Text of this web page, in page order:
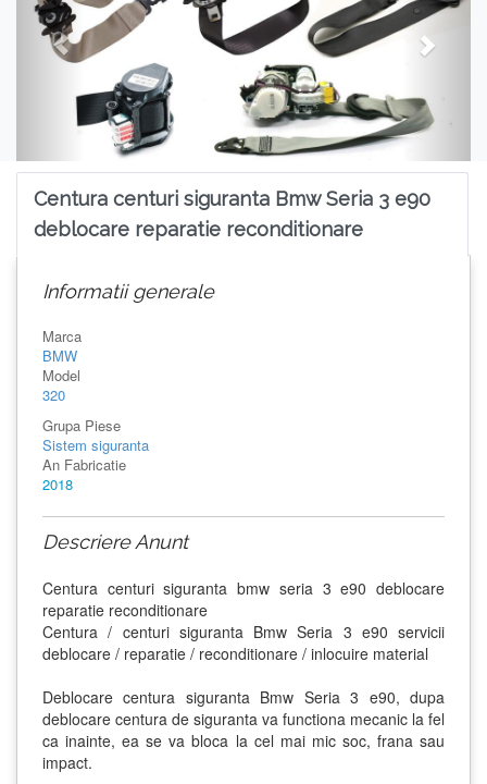
Centura centuri siguranta Bmw Seria 3 e90
deblocare reparatie reconditionare
Informatii generale
Marca
BMW
Model
320
Grupa Piese
Sistem siguranta
An Fabricatie
2018
Descriere Anunt
Centura centuri siguranta bmw seria 3 e90 deblocare
reparatie reconditionare
Centura / centuri siguranta Bmw Seria 3 e90 servicii
deblocare / reparatie / reconditionare / inlocuire material
Deblocare centura siguranta Bmw Seria 3 e90, dupa
deblocare centura de siguranta va functiona mecanic la fel
ca inainte, ea se va bloca la cel mai mic soc, frana sau
impact.